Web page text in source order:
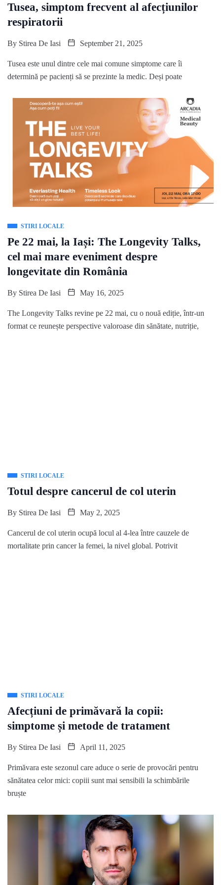
Tusea, simptom frecvent al afecțiunilor
respiratorii
By Stirea De Iasi September 21, 2025
Tusea este unul dintre cele mai comune simptome care îi
determină pe pacienți să se prezinte la medic. Deși poate
STIRI LOCALE
Pe 22 mai, la Iași: The Longevity Talks,
cel mai mare eveniment despre
longevitate din România
By Stirea De Iasi May 16, 2025
The Longevity Talks revine pe 22 mai, cu o nouă ediție, într-un
format ce reunește perspective valoroase din sănătate, nutriție,
STIRI LOCALE
Totul despre cancerul de col uterin
By Stirea De Iasi May 2, 2025
Cancerul de col uterin ocupă locul al 4-lea între cauzele de
mortalitate prin cancer la femei, la nivel global. Potrivit
STIRI LOCALE
Afecțiuni de primăvară la copii:
simptome și metode de tratament
By Stirea De Iasi April 11, 2025
Primăvara este sezonul care aduce o serie de provocări pentru
sănătatea celor mici: copiii sunt mai sensibili la schimbările
bruște